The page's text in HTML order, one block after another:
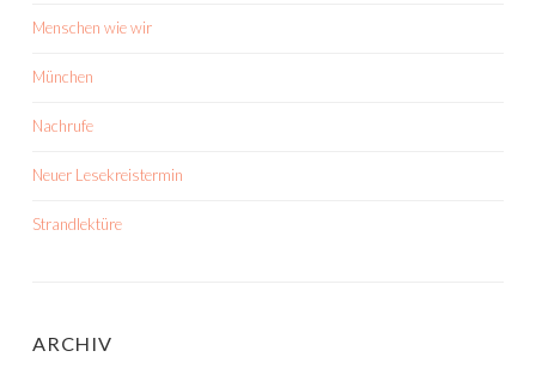
Menschen wie wir
München
Nachrufe
Neuer Lesekreistermin
Strandlektüre
ARCHIV